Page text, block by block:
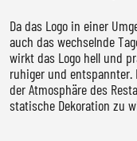
Da das Logo in einer
auch das wechselnde
wirkt das Logo hell und
ruhiger und
der Atmosphäre des
statische Dekoration zu